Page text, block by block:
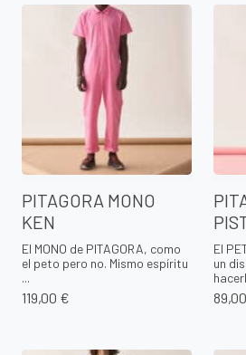
PITAGORA MONO
KEN
El MONO de PITAGORA, como
el peto pero no. Mismo espíritu
...
119,00 €
El
un